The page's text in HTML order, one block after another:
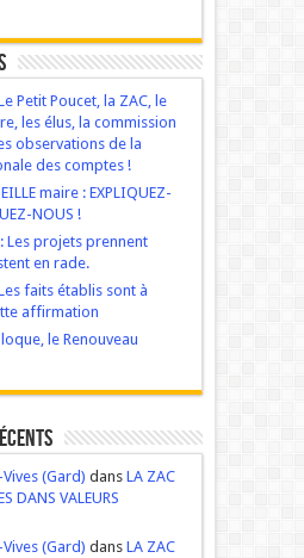
Petit Poucet, la ZAC, le
les élus, la commission
observations de la
des comptes !
maire : EXPLIQUEZ-
NOUS !
: Les projets prennent
en rade.
faits établis sont à
affirmation
le Renouveau
(Gard) dans LA ZAC
DANS VALEURS
(Gard) dans LA ZAC